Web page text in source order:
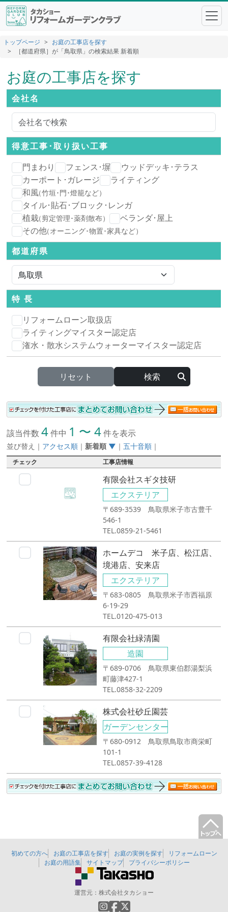
トップページ
お庭の工事店を探す
［都道府県］が「鳥取県」の検索結果 新着順
お庭の工事店を探す
会社名
得意工事･取り扱い工事
門まわり
フェンス･塀
ウッドデッキ･テラス
カーポート･ガレージ
ライティング
和風（竹垣･門･燈籠など）
タイル･貼石･ブロック･レンガ
植栽（剪定管理･薬剤散布）
ベランダ･屋上
その他（オーニング･物置･家具など）
都道府県
特 長
リフォームローン取扱店
ライティングマイスター認定店
潅水・散水システムウォーターマイスター認定店
リセット
該当件数4件中 1 〜 4件を表示
並び替え ｜ アクセス順 ｜ 新着順 ▼ ｜五十音順 ｜
チェック 工事店情報
有限会社スギタ技研
エクステリア
〒689-3539 鳥取県米子市古豊千
546-1
TEL.0859-21-5461
ホームデコ 米子店、松江店、
境港店、安来店
エクステリア
〒683-0805 鳥取県米子市西福原
6-19-29
TEL.0120-475-013
有限会社緑清園
造園
〒689-0706 鳥取県東伯郡湯梨浜
町藤津427-1
TEL.0858-32-2209
株式会社砂丘園芸
ガーデンセンター
〒680-0912 鳥取県鳥取市商栄町
101-1
TEL.0857-39-4128
初めての方へ お庭の工事店を探す お庭の実例を探す
リフォームローン
お庭の用語集
サイトマップ プライバシーポリシー
運営元： 株式会社タカショー